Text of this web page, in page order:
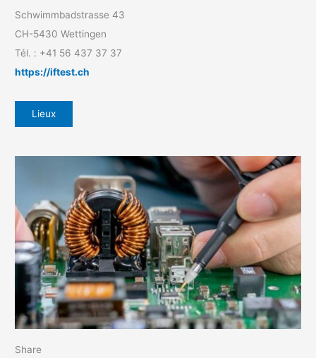
Schwimmbadstrasse 43
CH-5430 Wettingen
Tél. : +41 56 437 37 37
https://iftest.ch
Lieux
Share